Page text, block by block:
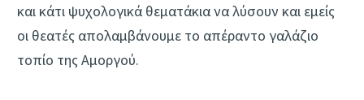
και κάτι ψυχολογικά θεματάκια να λύσουν και εμείς
οι θεατές απολαμβάνουμε το απέραντο γαλάζιο
τοπίο της Αμοργού.